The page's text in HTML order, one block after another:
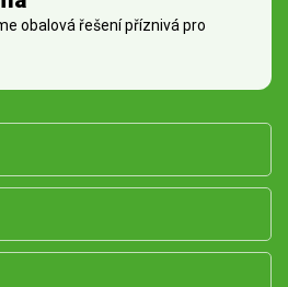
obalová řešení příznivá pro